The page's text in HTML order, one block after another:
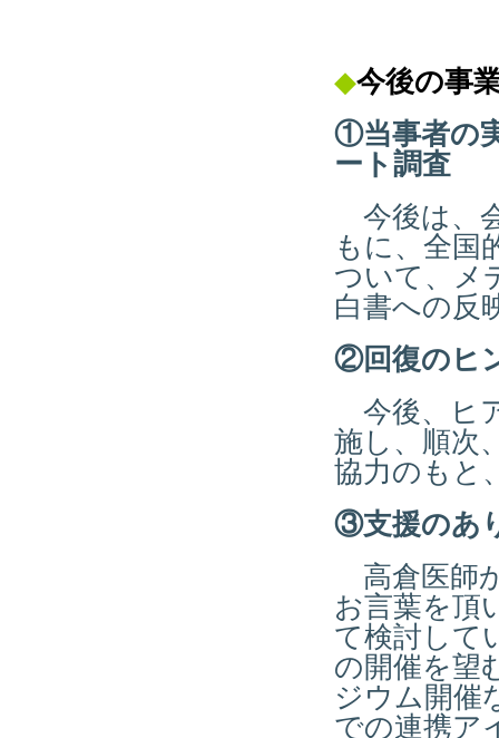
◆今後の事
①当事者の
ート調査
今後は、
もに、全国
ついて、メ
白書への反
②回復のヒ
今後、ヒ
施し、順次
協力のもと
③支援のあ
高倉医師
お言葉を頂
て検討して
の開催を望
ジウム開催
での連携ア